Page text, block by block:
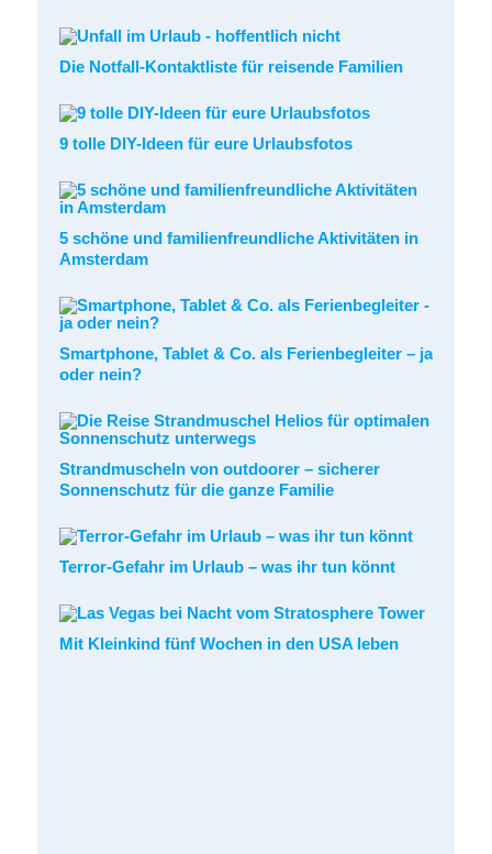
Die Notfall-Kontaktliste für reisende Familien
9 tolle DIY-Ideen für eure Urlaubsfotos
5 schöne und familienfreundliche Aktivitäten in
Amsterdam
Smartphone, Tablet & Co. als Ferienbegleiter – ja
oder nein?
Strandmuscheln von outdoorer – sicherer
Sonnenschutz für die ganze Familie
Terror-Gefahr im Urlaub – was ihr tun könnt
Mit Kleinkind fünf Wochen in den USA leben